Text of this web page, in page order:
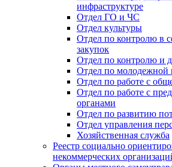
инфраструктуре
Отдел ГО и ЧС
Отдел культуры
Отдел по контролю в
закупок
Отдел по контролю и
Отдел по молодежной
Отдел по работе с
Отдел по работе с
органами
Отдел по развитию
Отдел управления
Хозяйственная служба
Реестр социально
некоммерческих